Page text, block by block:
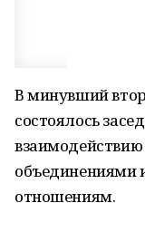
В минувший
состоялось
объединениями
отношениям.